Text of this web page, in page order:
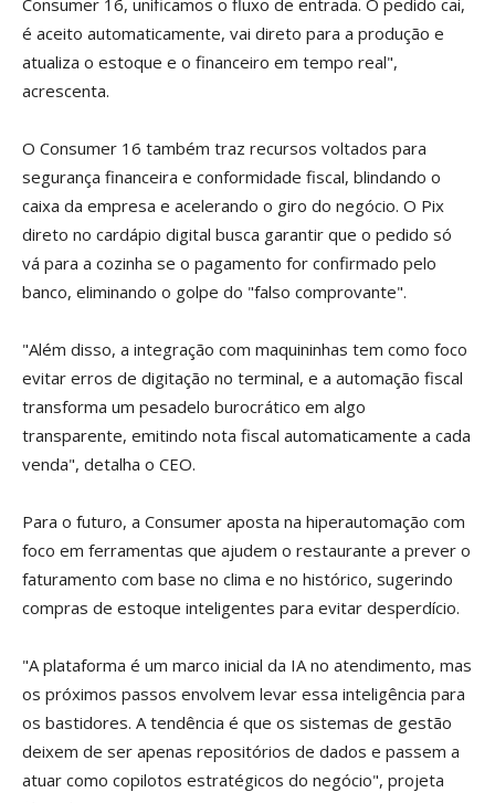
Consumer 16, unificamos o fluxo de entrada. O pedido cai,
é aceito automaticamente, vai direto para a produção e
atualiza o estoque e o financeiro em tempo real",
acrescenta.
O Consumer 16 também traz recursos voltados para
segurança financeira e conformidade fiscal, blindando o
caixa da empresa e acelerando o giro do negócio. O Pix
direto no cardápio digital busca garantir que o pedido só
vá para a cozinha se o pagamento for confirmado pelo
banco, eliminando o golpe do "falso comprovante".
"Além disso, a integração com maquininhas tem como foco
evitar erros de digitação no terminal, e a automação fiscal
transforma um pesadelo burocrático em algo
transparente, emitindo nota fiscal automaticamente a cada
venda", detalha o CEO.
Para o futuro, a Consumer aposta na hiperautomação com
foco em ferramentas que ajudem o restaurante a prever o
faturamento com base no clima e no histórico, sugerindo
compras de estoque inteligentes para evitar desperdício.
"A plataforma é um marco inicial da IA no atendimento, mas
os próximos passos envolvem levar essa inteligência para
os bastidores. A tendência é que os sistemas de gestão
deixem de ser apenas repositórios de dados e passem a
atuar como copilotos estratégicos do negócio", projeta